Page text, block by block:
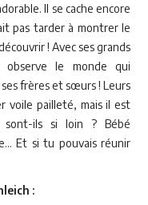
Il se cache encore
pas tarder à montrer le
! Avec ses grands
observe le monde qui
frères et sœurs ! Leurs
voile pailleté, mais il est
sont-ils si loin ? Bébé
Et si tu pouvais réunir
: